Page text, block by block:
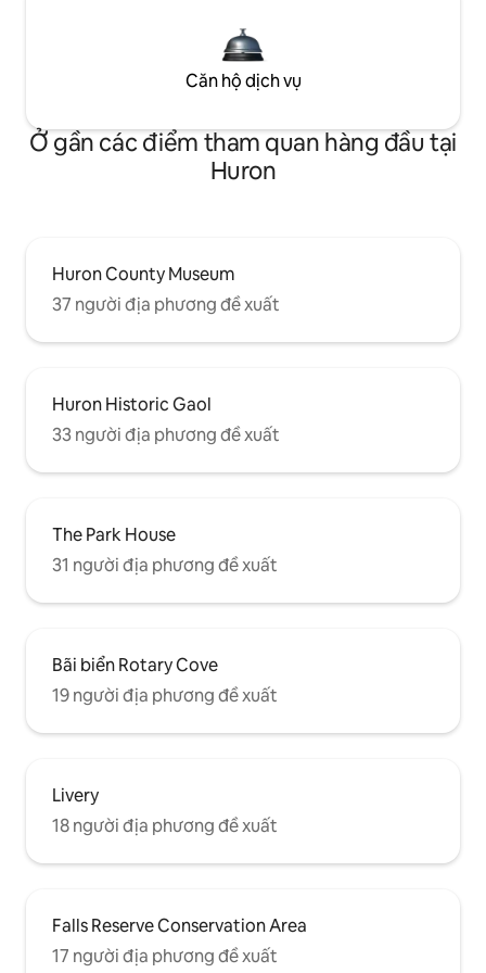
Căn hộ dịch vụ
Ở gần các điểm tham quan hàng đầu tại
Huron
Huron County Museum
37 người địa phương đề xuất
Huron Historic Gaol
33 người địa phương đề xuất
The Park House
31 người địa phương đề xuất
Bãi biển Rotary Cove
19 người địa phương đề xuất
Livery
18 người địa phương đề xuất
Falls Reserve Conservation Area
17 người địa phương đề xuất